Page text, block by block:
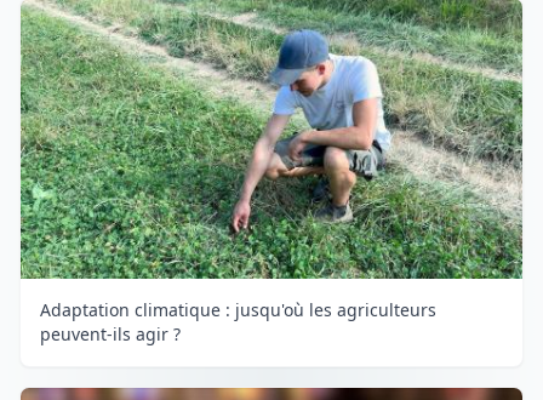
Adaptation climatique : jusqu'où les agriculteurs
peuvent-ils agir ?